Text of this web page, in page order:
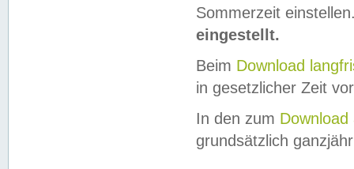
Sommerzeit
eingestellt.
Beim Download
in gesetzlicher Zeit
In den zum Download
grundsätzlich